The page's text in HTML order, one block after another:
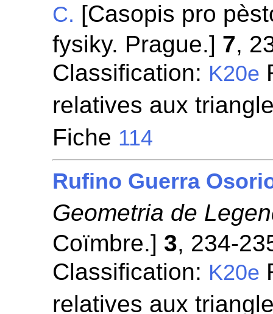
C. [Casopis pro
fysiky. Prague.] 7,
Classification: K20e
relatives aux
Fiche 114
Rufino Guerra
Geometria de
Coïmbre.] 3, 234-
Classification: K20e
relatives aux